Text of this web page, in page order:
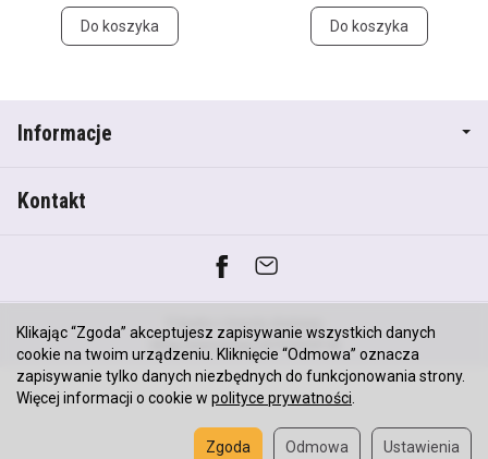
Do koszyka Do koszyka
Informacje
Kontakt
*) brutto +
koszty dostawy
Sklep internetowy SOTESHOP AI
Klikając “Zgoda” akceptujesz zapisywanie wszystkich danych
cookie na twoim urządzeniu. Kliknięcie “Odmowa” oznacza
zapisywanie tylko danych niezbędnych do funkcjonowania strony.
Więcej informacji o cookie w polityce prywatności
Ustawienia
Odmowa
Zgoda